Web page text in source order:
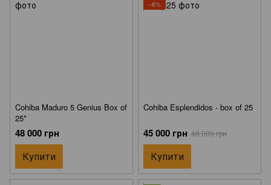
Cohiba Maduro 5 Genius Box of
25*
48 000 грн
Купити
−6%
Cohiba Esplendidos - box of 25
45 000 грн 48 000 грн
Купити